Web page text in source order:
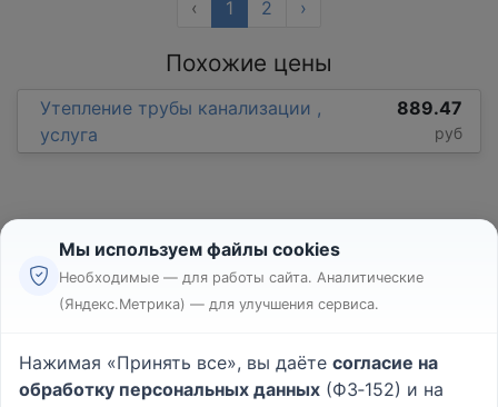
‹ 1 2 ›
Похожие цены
Утепление трубы канализации ,
услуга
889.47
руб
Реклама
Пользовательское соглашение
Политика конфиденциальности
Мы используем файлы cookies
Необходимые — для работы сайта. Аналитические
(Яндекс.Метрика) — для улучшения сервиса.
Нажимая «Принять все», вы даёте согласие на
обработку персональных данных (ФЗ‑152) и на